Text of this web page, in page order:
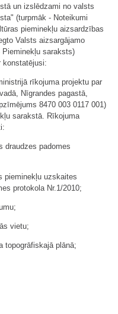
un izslēdzami no valsts
(turpmāk - Noteikumi
pieminekļu aizsardzības
Valsts aizsargājamo
Pieminekļu saraksts)
konstatējusi:
rīkojuma projektu par
Nīgrandes pagastā,
8470 003 0117 001)
sarakstā. Rīkojuma
draudzes padomes
pieminekļu uzskaites
protokola Nr.1/2010;
vietu;
topogrāfiskajā plānā;